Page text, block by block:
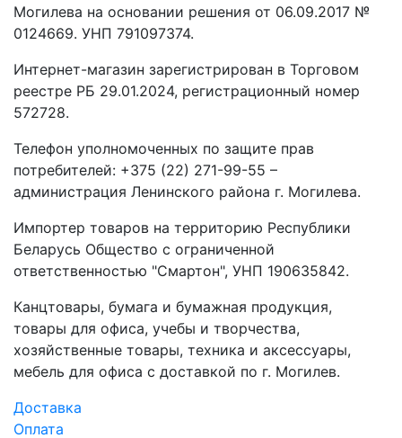
Могилева на основании решения от 06.09.2017 №
0124669. УНП 791097374.
Интернет-магазин зарегистрирован в Торговом
реестре РБ 29.01.2024, регистрационный номер
572728.
Телефон уполномоченных по защите прав
потребителей: +375 (22) 271-99-55 –
администрация Ленинского района г. Могилева.
Импортер товаров на территорию Республики
Беларусь Общество с ограниченной
ответственностью "Смартон", УНП 190635842.
Канцтовары, бумага и бумажная продукция,
товары для офиса, учебы и творчества,
хозяйственные товары, техника и аксессуары,
мебель для офиса с доставкой по г. Могилев.
Доставка
Оплата